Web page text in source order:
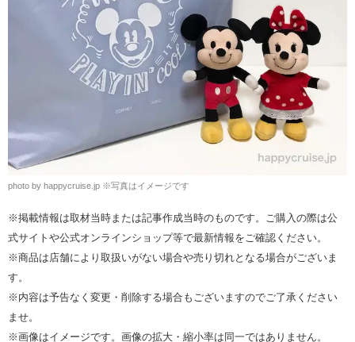
photo by happycruise.jp ※写真はイメージです
※掲載情報は取材当時または記事作成当時のものです。ご購入の際は公
式サイトや公式オンラインショップ等で最新情報をご確認ください。
※商品は店舗により取扱いがない場合や売り切れとなる場合がございま
す。
※内容は予告なく変更・削除する場合もございますのでご了承ください
ませ。
※画像はイメージです。画像の拡大・縮小率は同一ではありません。